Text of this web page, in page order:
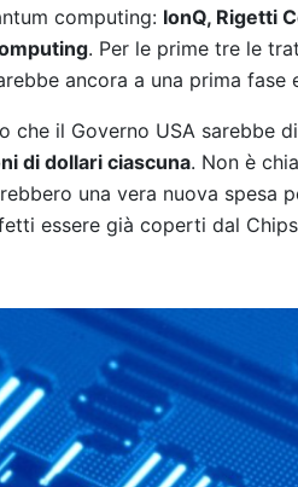
computing: IonQ, Rigetti
. Per le prime tre le
ancora a una prima fase
che il Governo USA sarebbe
di dollari ciascuna. Non è
una vera nuova spesa
essere già coperti dal